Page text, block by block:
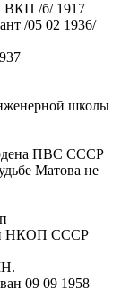
ВКП /б/ 1917
/05 02 1936/
школы
ПВС СССР
Матова не
НКОП СССР
09 09 1958